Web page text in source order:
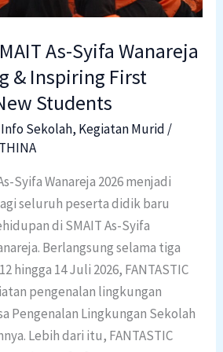
As-Syifa Wanareja
& Inspiring First
Students
Info Sekolah, Kegiatan Murid /
Syifa Wanareja 2026 menjadi
seluruh peserta didik baru
di SMAIT As-Syifa
Berlangsung selama tiga
hingga 14 Juli 2026, FANTASTIC
pengenalan lingkungan
Pengenalan Lingkungan Sekolah
Lebih dari itu, FANTASTIC